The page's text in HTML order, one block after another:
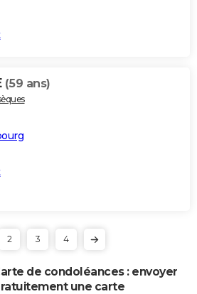
(59 ans)
2 3 4
de condoléances : envoyer
une carte